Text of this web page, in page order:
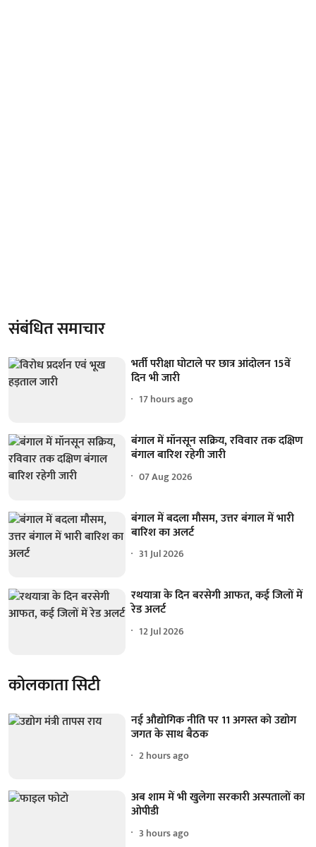
संबंधित समाचार
भर्ती परीक्षा घोटाले पर छात्र आंदोलन 15वें
दिन भी जारी
17 hours ago
बंगाल में मॉनसून सक्रिय, रविवार तक दक्षिण
बंगाल बारिश रहेगी जारी
07 Aug 2026
बंगाल में बदला मौसम, उत्तर बंगाल में भारी
बारिश का अलर्ट
31 Jul 2026
रथयात्रा के दिन बरसेगी आफत, कई जिलों में
रेड अलर्ट
12 Jul 2026
कोलकाता सिटी
नई औद्योगिक नीति पर 11 अगस्त को उद्योग
जगत के साथ बैठक
2 hours ago
अब शाम में भी खुलेगा सरकारी अस्पतालों का
ओपीडी
3 hours ago